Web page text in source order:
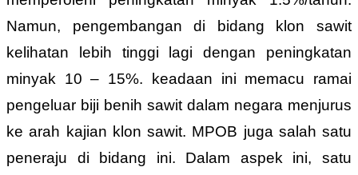
Namun, pengembangan di bidang klon sawit
kelihatan lebih tinggi lagi dengan peningkatan
minyak 10 – 15%. keadaan ini memacu ramai
pengeluar biji benih sawit dalam negara menjurus
ke arah kajian klon sawit. MPOB juga salah satu
peneraju di bidang ini. Dalam aspek ini, satu